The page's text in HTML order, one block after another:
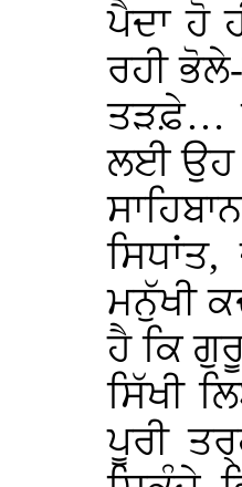
ਪੈਦਾ ਹੋ
ਰਹੀ
ਤੜਫ਼ੇ…
ਲਈ ਉਹ
ਮਨੁੱਖੀ
ਹੈ ਕਿ
ਸਿੱਖੀ
ਪੂਰੀ